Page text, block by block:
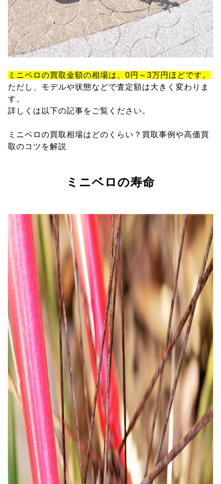
ミニベロの買取金額の相場は、0円～3万円ほどです。
ただし、モデルや状態などで査定額は大きく変わりま
す。
詳しくは以下の記事をご覧ください。
ミニベロの買取相場はどのくらい？買取事例や高価買
取のコツを解説
ミニベロの寿命